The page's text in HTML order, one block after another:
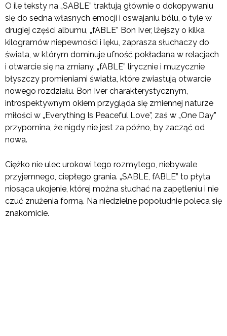
O ile teksty na „SABLE” traktują głównie o dokopywaniu
się do sedna własnych emocji i oswajaniu bólu, o tyle w
drugiej części albumu, „fABLE” Bon Iver, lżejszy o kilka
kilogramów niepewności i lęku, zaprasza słuchaczy do
świata, w którym dominuje ufność pokładana w relacjach
i otwarcie się na zmiany. „fABLE” lirycznie i muzycznie
błyszczy promieniami światła, które zwiastują otwarcie
nowego rozdziału. Bon Iver charakterystycznym,
introspektywnym okiem przygląda się zmiennej naturze
miłości w „Everything Is Peaceful Love”, zaś w „One Day”
przypomina, że nigdy nie jest za późno, by zacząć od
nowa.
Ciężko nie ulec urokowi tego rozmytego, niebywale
przyjemnego, ciepłego grania. „SABLE, fABLE” to płyta
niosąca ukojenie, której można słuchać na zapętleniu i nie
czuć znużenia formą. Na niedzielne popołudnie poleca się
znakomicie.